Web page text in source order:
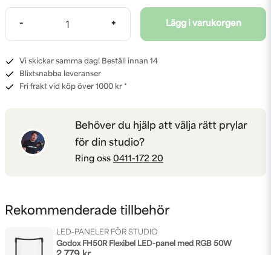
- + Lägg i varukorgen
Vi skickar samma dag! Beställ innan 14
Blixtsnabba leveranser
Fri frakt vid köp över 1000 kr *
Behöver du hjälp att välja rätt prylar
för din studio?
Ring oss 0411-172 20
Rekommenderade tillbehör
LED-PANELER FÖR STUDIO
Godox FH50R Flexibel LED-panel med RGB 50W